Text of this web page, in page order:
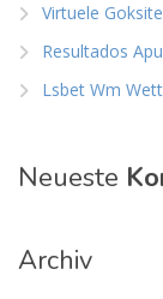
Virtuele
Resultados
Lsbet Wm
Neueste
Archiv